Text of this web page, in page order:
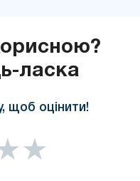
ласка
щоб оцінити!
★